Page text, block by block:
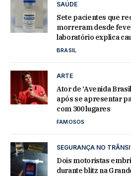
SAÚDE
Sete pacientes que
morreram desde
laboratório explica
BRASIL
ARTE
Ator de ‘Avenida
após se apresentar
com 300 lugares
FAMOSOS
SEGURANÇA NO
Dois motoristas
durante blitz na